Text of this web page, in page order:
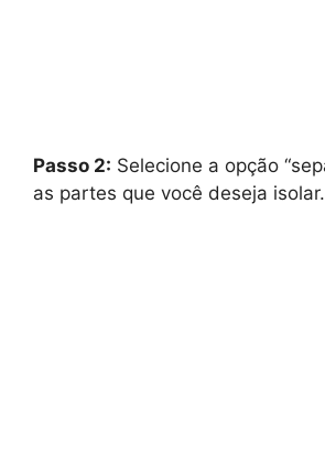
Passo 2: Selecione a opção
as partes que você deseja isolar.